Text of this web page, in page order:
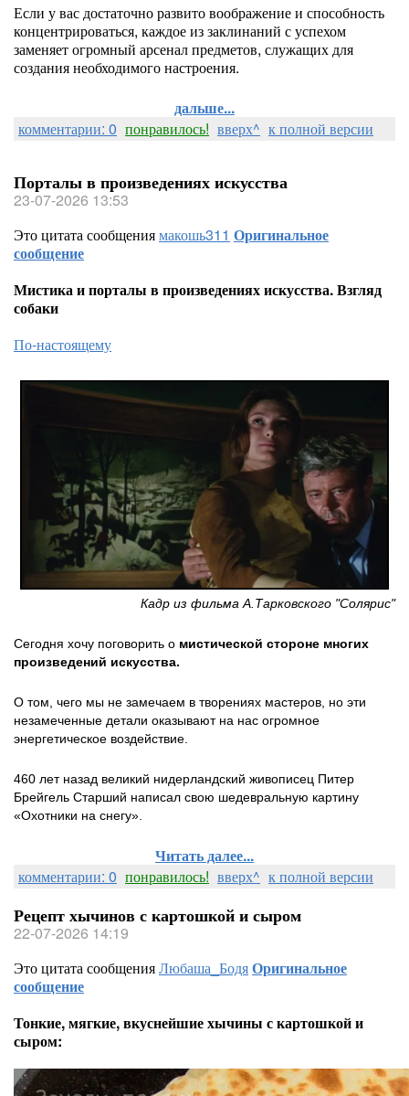
Если у вас достаточно развито воображение и способность
концентрироваться, каждое из заклинаний с успехом
заменяет огромный арсенал предметов, служащих для
создания необходимого настроения.
дальше...
комментарии: 0 понравилось! вверх^ к полной версии
Порталы в произведениях искусства
23-07-2026 13:53
Это цитата сообщениямакошь311 Оригинальное
сообщение
Мистика и порталы в произведениях искусства. Взгляд
собаки
По-настоящему
Кадр из фильма А.Тарковского "Солярис"
Сегодня хочу поговорить о мистической стороне многих
произведений искусства.
О том, чего мы не замечаем в творениях мастеров, но эти
незамеченные детали оказывают на нас огромное
энергетическое воздействие.
460 лет назад великий нидерландский живописец Питер
Брейгель Старший написал свою шедевральную картину
«Охотники на снегу».
Читать далее...
комментарии: 0 понравилось! вверх^ к полной версии
Рецепт хычинов с картошкой и сыром
22-07-2026 14:19
Это цитата сообщенияЛюбаша_БодяОригинальное
сообщение
Тонкие, мягкие, вкуснейшие хычины с картошкой и
сыром: